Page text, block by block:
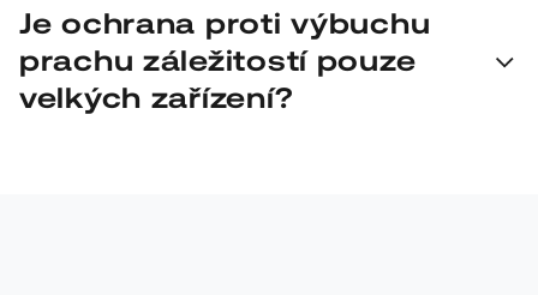
prachů, jako je hliník, hořčík nebo směsné prachy.
Mokrá separace zabraňuje vzniku výbušné atmosféry
v systému.
Je ochrana proti výbuchu
prachu záležitostí pouze
velkých zařízení?